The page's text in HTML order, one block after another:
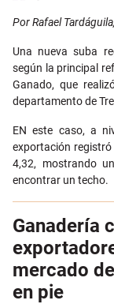
Por Rafael
Una nueva suba
según la principal
Ganado, que
departamento de
EN este caso, a
exportación registró
4,32, mostrando
encontrar un techo.
Ganadería
mercado
en pie